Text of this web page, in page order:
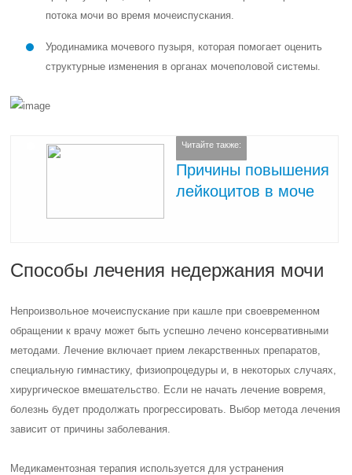
потока мочи во время мочеиспускания.
Уродинамика мочевого пузыря, которая помогает оценить
структурные изменения в органах мочеполовой системы.
Читайте также:
Причины повышения
лейкоцитов в моче
Способы лечения недержания мочи
Непроизвольное мочеиспускание при кашле при своевременном
обращении к врачу может быть успешно лечено консервативными
методами. Лечение включает прием лекарственных препаратов,
специальную гимнастику, физиопроцедуры и, в некоторых случаях,
хирургическое вмешательство. Если не начать лечение вовремя,
болезнь будет продолжать прогрессировать. Выбор метода лечения
зависит от причины заболевания.
Медикаментозная терапия используется для устранения